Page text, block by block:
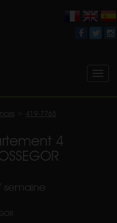
419-7765
4
semaine